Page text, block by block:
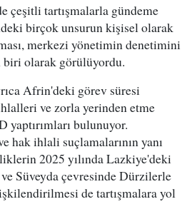
çeşitli tartışmalarla gündeme
birçok unsurun kişisel olarak
merkezi yönetimin denetimini
biri olarak görülüyordu.
Afrin'deki görev süresi
ve zorla yerinden etme
yaptırımları bulunuyor.
hak ihlali suçlamalarının yanı
2025 yılında Lazkiye'deki
Süveyda çevresinde Dürzilerle
de tartışmalara yol